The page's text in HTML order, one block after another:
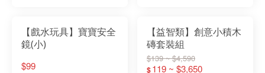
【戲水玩具】寶寶安全
鏡(小)
$99
【益智類】創意小積木
磚套裝組
$139 ~ $4,590
$119 ~ $3,650